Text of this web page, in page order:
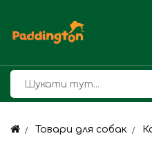
Товари для собак